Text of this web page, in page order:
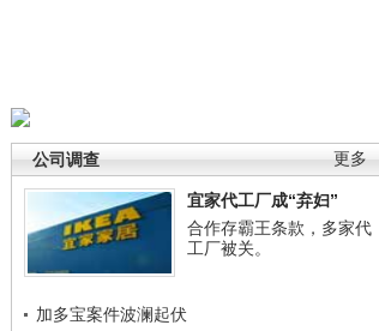
更多
公司调查
宜家代工厂成“弃妇”
合作存霸王条款，多家代
工厂被关。
加多宝案件波澜起伏